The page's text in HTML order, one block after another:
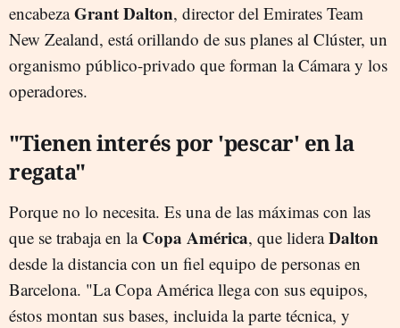
encabezaGrant Dalton, director del Emirates Team
New Zealand, está orillando de sus planes al Clúster, un
organismo público-privado que forman la Cámara y los
operadores.
"Tienen interés por 'pescar' en la
regata"
Porque no lo necesita. Es una de las máximas con las
que se trabaja en la Copa América, que lideraDalton
desde la distancia con un fiel equipo de personas en
Barcelona. "La Copa América llega con sus equipos,
éstos montan sus bases, incluida la parte técnica, y